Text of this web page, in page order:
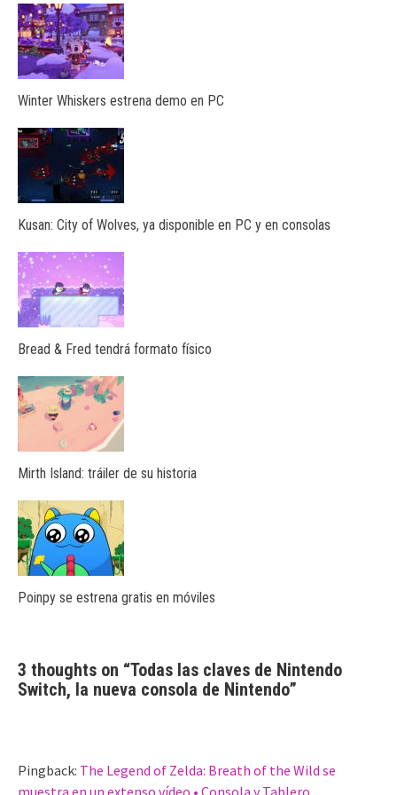
Winter Whiskers estrena demo en PC
Kusan: City of Wolves, ya disponible en PC y en consolas
Bread & Fred tendrá formato físico
Mirth Island: tráiler de su historia
Poinpy se estrena gratis en móviles
3 thoughts on “Todas las claves de Nintendo
Switch, la nueva consola de Nintendo”
Pingback: The Legend of Zelda: Breath of the Wild se